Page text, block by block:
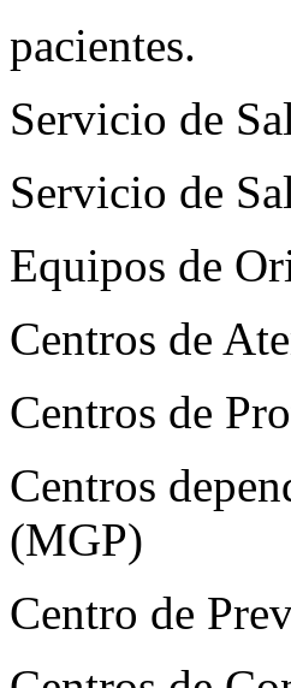
pacientes.
Servicio de
Servicio de
Equipos de
Centros de
Centros de
Centros
(MGP)
Centro de